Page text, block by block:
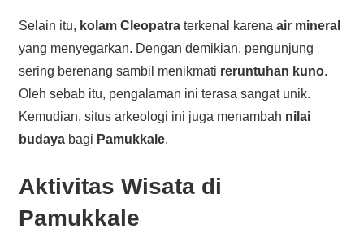
Selain itu, kolam Cleopatraterkenal karena air mineral
yang menyegarkan. Dengan demikian, pengunjung
sering berenang sambil menikmati reruntuhan kuno.
Oleh sebab itu, pengalaman ini terasa sangat unik.
Kemudian, situs arkeologi ini juga menambah nilai
budayabagi Pamukkale.
Aktivitas Wisata di
Pamukkale